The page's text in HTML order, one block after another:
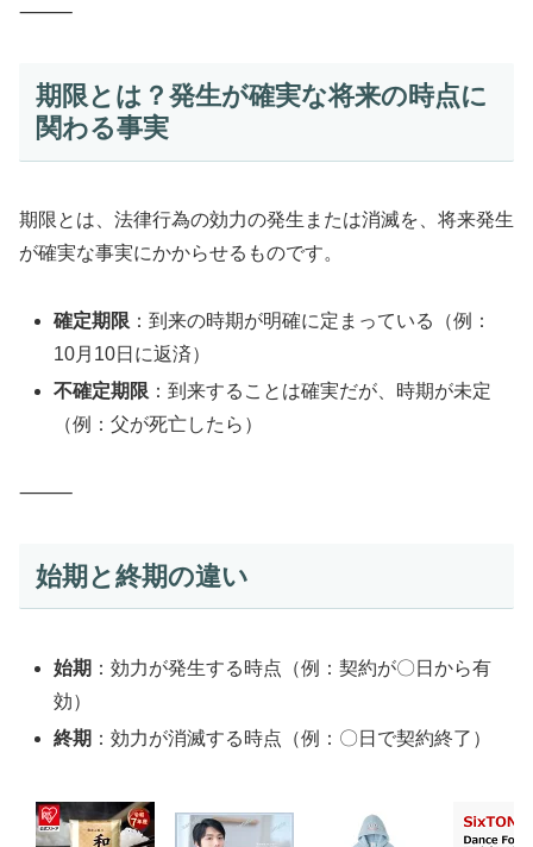
⸻
期限とは？発生が確実な将来の時点に
関わる事実
期限とは、法律行為の効力の発生または消滅を、将来発生
が確実な事実にかからせるものです。
確定期限 ：到来の時期が明確に定まっている（例：
10月10日に返済）
不確定期限 ：到来することは確実だが、時期が未定
（例：父が死亡したら）
⸻
始期と終期の違い
始期 ：効力が発生する時点（例：契約が〇日から有
効）
終期 ：効力が消滅する時点（例：〇日で契約終了）